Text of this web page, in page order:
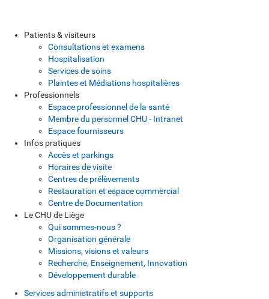
Patients & visiteurs
Consultations et examens
Hospitalisation
Services de soins
Plaintes et Médiations hospitalières
Professionnels
Espace professionnel de la santé
Membre du personnel CHU - Intranet
Espace fournisseurs
Infos pratiques
Accès et parkings
Horaires de visite
Centres de prélèvements
Restauration et espace commercial
Centre de Documentation
Le CHU de Liège
Qui sommes-nous ?
Organisation générale
Missions, visions et valeurs
Recherche, Enseignement, Innovation
Développement durable
Services administratifs et supports